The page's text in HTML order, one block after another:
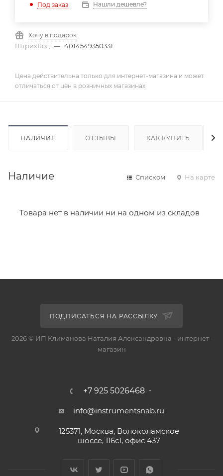
Под заказ Нашли дешевле?
Хочу в подарок
ШтрихКод — 4014549350331
Цена действительна только для интернет-магазина и может
отличаться от цен в розничных магазинах
НАЛИЧИЕ ОТЗЫВЫ КАК КУПИТЬ
Наличие Списком На карте
Товара нет в наличии ни на одном из складов
ПОДПИСАТЬСЯ НА РАССЫЛКУ
2026 © ИП Климанова Наталия Александровна - интернет-
магазин
+7 925 5026468
info@instrumentsnab.ru
125371, Москва, Волоколамское
шоссе, 116с1, офис 437